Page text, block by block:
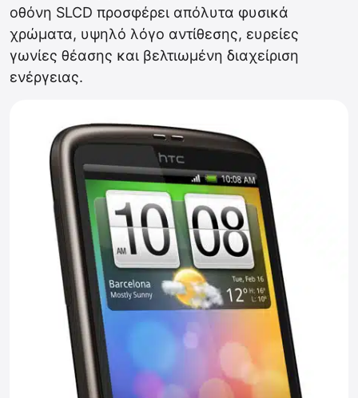
οθόνη SLCD προσφέρει απόλυτα φυσικά
χρώματα, υψηλό λόγο αντίθεσης, ευρείες
γωνίες θέασης και βελτιωμένη διαχείριση
ενέργειας.